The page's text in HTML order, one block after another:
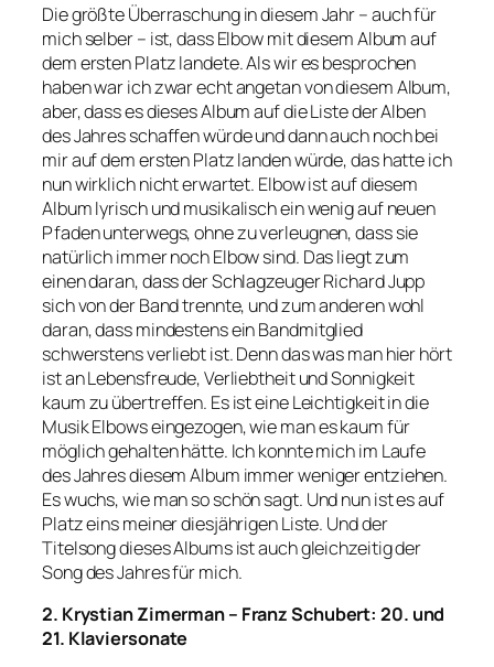
Die größte Überraschung in diesem Jahr – auch für
mich selber – ist, dass Elbow mit diesem Album auf
dem ersten Platz landete. Als wir es besprochen
haben war ich zwar echt angetan von diesem Album,
aber, dass es dieses Album auf die Liste der Alben
des Jahres schaffen würde und dann auch noch bei
mir auf dem ersten Platz landen würde, das hatte ich
nun wirklich nicht erwartet. Elbow ist auf diesem
Album lyrisch und musikalisch ein wenig auf neuen
Pfaden unterwegs, ohne zu verleugnen, dass sie
natürlich immer noch Elbow sind. Das liegt zum
einen daran, dass der Schlagzeuger Richard Jupp
sich von der Band trennte, und zum anderen wohl
daran, dass mindestens ein Bandmitglied
schwerstens verliebt ist. Denn das was man hier hört
ist an Lebensfreude, Verliebtheit und Sonnigkeit
kaum zu übertreffen. Es ist eine Leichtigkeit in die
Musik Elbows eingezogen, wie man es kaum für
möglich gehalten hätte. Ich konnte mich im Laufe
des Jahres diesem Album immer weniger entziehen.
Es wuchs, wie man so schön sagt. Und nun ist es auf
Platz eins meiner diesjährigen Liste. Und der
Titelsong dieses Albums ist auch gleichzeitig der
Song des Jahres für mich.
2. Krystian Zimerman – Franz Schubert: 20. und
21. Klaviersonate